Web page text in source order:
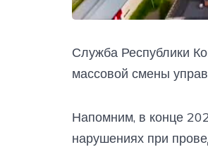
Служба Республики
массовой смены
Напомним, в конце
нарушениях при